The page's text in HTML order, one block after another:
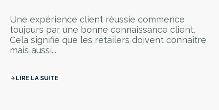
Une expérience client réussie commence
toujours par une bonne connaissance client.
Cela signifie que les retailers doivent connaître
mais aussi...
arrow_forward LIRE LA SUITE